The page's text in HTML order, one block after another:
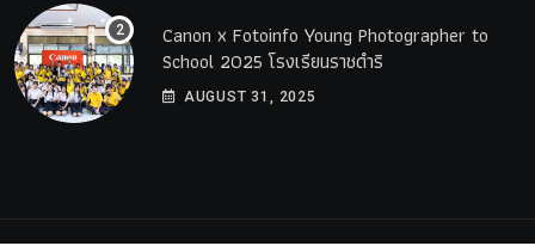
Canon x Fotoinfo​ Young​ Photographer to
School 2025 โรงเรียนราชดำริ
AUGUST 31, 2025